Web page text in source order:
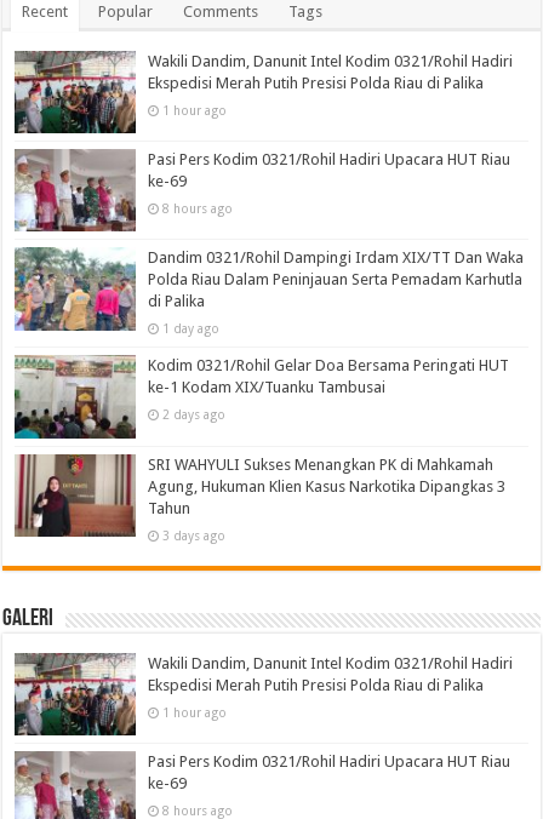
Recent Popular Comments Tags
Wakili Dandim, Danunit Intel Kodim 0321/Rohil Hadiri
Ekspedisi Merah Putih Presisi Polda Riau di Palika
1 hour ago
Pasi Pers Kodim 0321/Rohil Hadiri Upacara HUT Riau
ke-69
8 hours ago
Dandim 0321/Rohil Dampingi Irdam XIX/TT Dan Waka
Polda Riau Dalam Peninjauan Serta Pemadam Karhutla
di Palika
1 day ago
Kodim 0321/Rohil Gelar Doa Bersama Peringati HUT
ke-1 Kodam XIX/Tuanku Tambusai
2 days ago
SRI WAHYULI Sukses Menangkan PK di Mahkamah
Agung, Hukuman Klien Kasus Narkotika Dipangkas 3
Tahun
3 days ago
Galeri
Wakili Dandim, Danunit Intel Kodim 0321/Rohil Hadiri
Ekspedisi Merah Putih Presisi Polda Riau di Palika
1 hour ago
Pasi Pers Kodim 0321/Rohil Hadiri Upacara HUT Riau
ke-69
8 hours ago